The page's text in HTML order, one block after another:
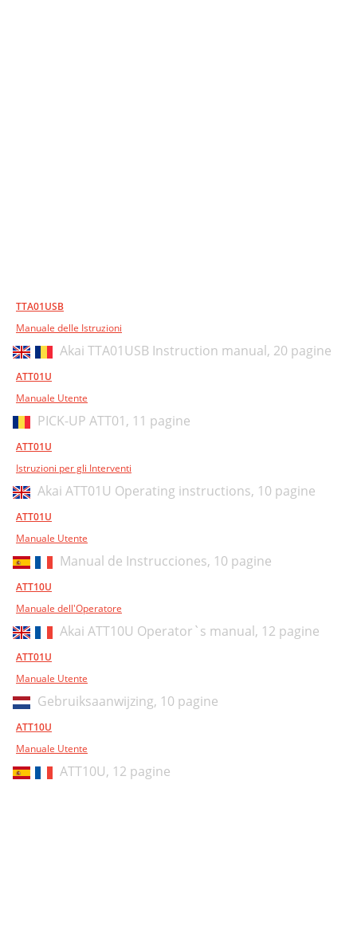
TTA01USB
Manuale delle Istruzioni
Akai TTA01USB Instruction manual, 20 pagine
ATT01U
Manuale Utente
PICK-UP ATT01, 11 pagine
ATT01U
Istruzioni per gli Interventi
Akai ATT01U Operating instructions, 10 pagine
ATT01U
Manuale Utente
Manual de Instrucciones, 10 pagine
ATT10U
Manuale dell'Operatore
Akai ATT10U Operator`s manual, 12 pagine
ATT01U
Manuale Utente
Gebruiksaanwijzing, 10 pagine
ATT10U
Manuale Utente
ATT10U, 12 pagine